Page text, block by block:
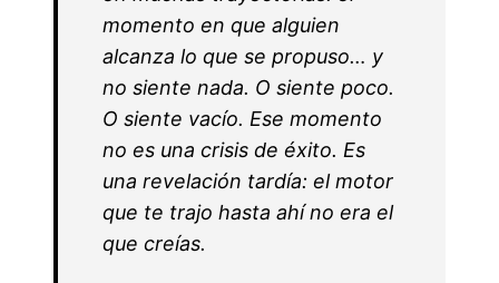
momento en que alguien
alcanza lo que se propuso… y
no siente nada. O siente poco.
O siente vacío. Ese momento
no es una crisis de éxito. Es
una revelación tardía: el motor
que te trajo hasta ahí no era el
que creías.